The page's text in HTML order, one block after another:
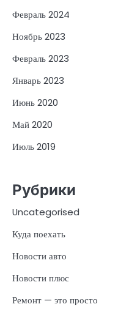
Февраль 2024
Ноябрь 2023
Февраль 2023
Январь 2023
Июнь 2020
Май 2020
Июль 2019
Рубрики
Uncategorised
Куда поехать
Новости авто
Новости плюс
Ремонт — это просто